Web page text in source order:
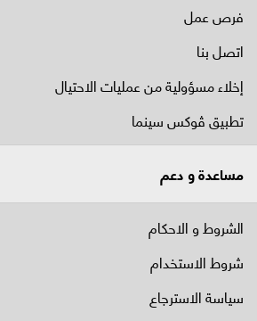
فرص عمل
اتصل بنا
إخلاء مسؤولية من عمليات الاحتيال
تطبيق ڤوكس سينما
مساعدة و دعم
الشروط و الاحكام
شروط الاستخدام
سياسة الاسترجاع